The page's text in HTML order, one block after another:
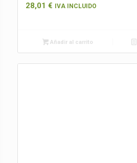
28,01 € IVA INCLUIDO
Añadir al carrito